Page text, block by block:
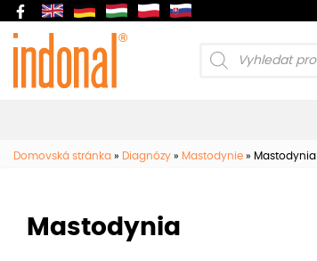
Products
Domovská stránka » Diagnózy » Mastodynie » Mastodynia
Mastodynia